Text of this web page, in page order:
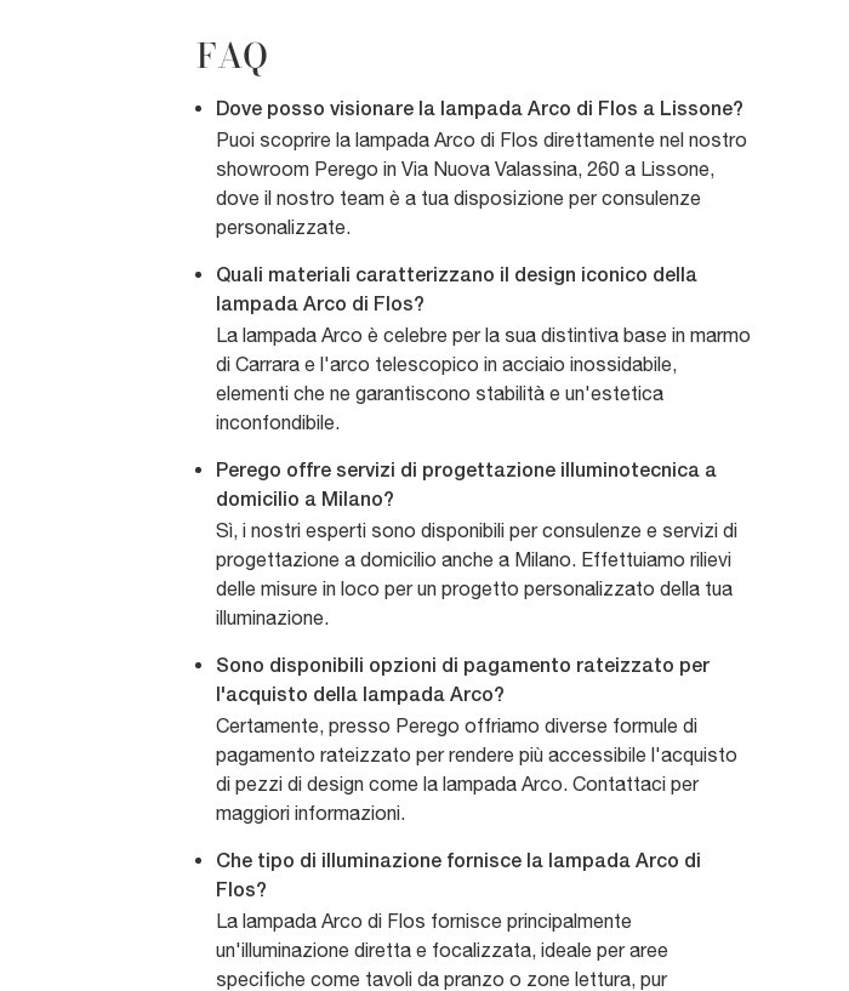
FAQ
Dove posso visionare la lampada Arco di Flos a Lissone?
Puoi scoprire la lampada Arco di Flos direttamente nel nostro
showroom Perego in Via Nuova Valassina, 260 a Lissone,
dove il nostro team è a tua disposizione per consulenze
personalizzate.
Quali materiali caratterizzano il design iconico della
lampada Arco di Flos?
La lampada Arco è celebre per la sua distintiva base in marmo
di Carrara e l'arco telescopico in acciaio inossidabile,
elementi che ne garantiscono stabilità e un'estetica
inconfondibile.
Perego offre servizi di progettazione illuminotecnica a
domicilio a Milano?
Sì, i nostri esperti sono disponibili per consulenze e servizi di
progettazione a domicilio anche a Milano. Effettuiamo rilievi
delle misure in loco per un progetto personalizzato della tua
illuminazione.
Sono disponibili opzioni di pagamento rateizzato per
l'acquisto della lampada Arco?
Certamente, presso Perego offriamo diverse formule di
pagamento rateizzato per rendere più accessibile l'acquisto
di pezzi di design come la lampada Arco. Contattaci per
maggiori informazioni.
Che tipo di illuminazione fornisce la lampada Arco di
Flos?
La lampada Arco di Flos fornisce principalmente
un'illuminazione diretta e focalizzata, ideale per aree
specifiche come tavoli da pranzo o zone lettura, pur